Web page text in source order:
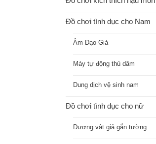
Đồ chơi tình dục cho Nam
Âm Đạo Giả
Máy tự động thủ dâm
Dung dịch vệ sinh nam
Đồ chơi tình dục cho nữ
Dương vật giả gắn tường